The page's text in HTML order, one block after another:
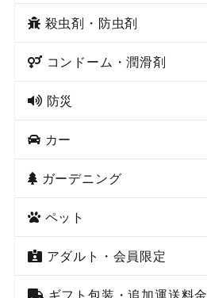
殺虫剤・防虫剤
コンドーム・潤滑剤
防災
カー
ガーデニング
ペット
アダルト・会員限定